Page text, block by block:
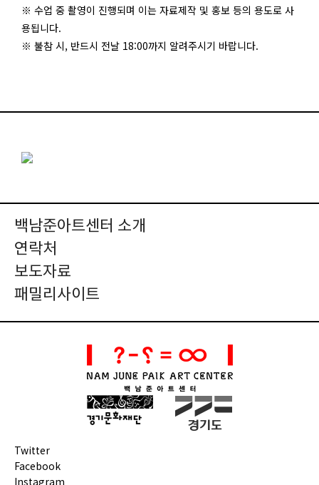
※ 수업 중 촬영이 진행되며 이는 자료제작 및 홍보 등의 용도로 사
용됩니다.
※ 불참 시, 반드시 전날 18:00까지 알려주시기 바랍니다.
백남준아트센터 소개
연락처
보도자료
패밀리사이트
Twitter
Facebook
Instagram